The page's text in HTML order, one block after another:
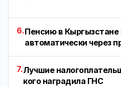
6.Пенсию в Кыргызстане
автоматически через
7.Лучшие
кого наградила ГНС